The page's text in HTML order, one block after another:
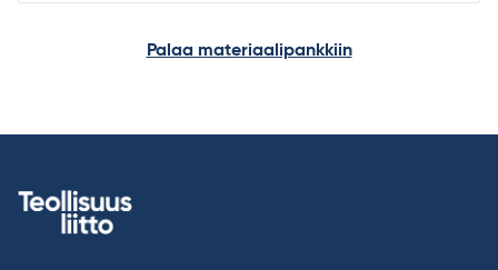
Palaa materiaalipankkiin